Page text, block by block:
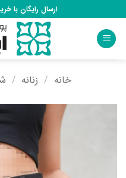
to
content
ارسال رایگان با خرید بالای 2
خانه / زنانه /